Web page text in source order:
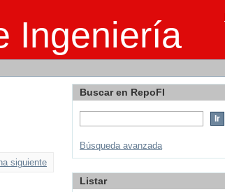
Ingeniería
siguiente
Buscar en RepoFI
Búsqueda avanzada
Listar